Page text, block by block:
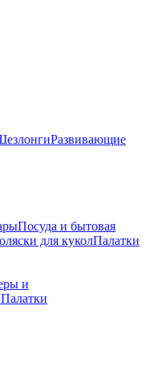
Развивающие
Посуда и бытовая
для куколПалатки
и
Палатки